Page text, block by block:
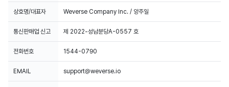
상호명/대표자 Weverse Company Inc. / 양주일
통신판매업 신고 제 2022-성남분당A-0557 호
전화번호 1544-0790
EMAIL support@weverse.io